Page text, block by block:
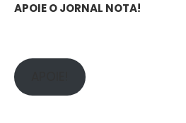
APOIE O JORNAL NOTA!